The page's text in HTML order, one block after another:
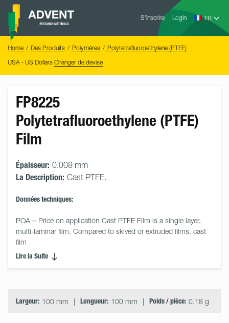
Skip
content
S’inscrire Login
Advent
Home Des Produits Polymères
Polytetrafluoroethylene (PTFE)
USA - US Dollars Changer de devise
FP8225
Polytetrafluoroethylene (PTFE)
Film
Épaisseur: 0.008 mm
La Description: Cast PTFE.
Données techniques:
POA = Price on application Cast PTFE Film is a single layer,
multi-laminar film. Compared to skived or extruded films, cast
film
Lire la Suite
Largeur: 100 mm Longueur: 100 mm Poids / pièce: 0.18 g